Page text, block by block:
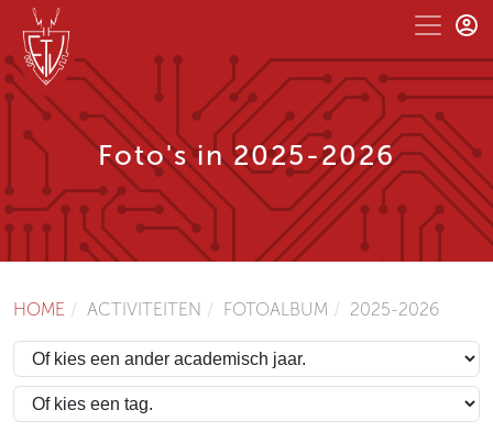
Foto's in 2025-2026
HOME ACTIVITEITEN FOTOALBUM 2025-2026